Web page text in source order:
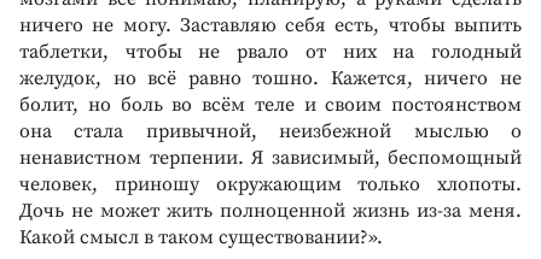
ничего не могу. Заставляю себя есть, чтобы выпить
таблетки, чтобы не рвало от них на голодный
желудок, но всё равно тошно. Кажется, ничего не
болит, но боль во всём теле и своим постоянством
она стала привычной, неизбежной мыслью о
ненавистном терпении. Я зависимый, беспомощный
человек, приношу окружающим только хлопоты.
Дочь не может жить полноценной жизнь из-за меня.
Какой смысл в таком существовании?».